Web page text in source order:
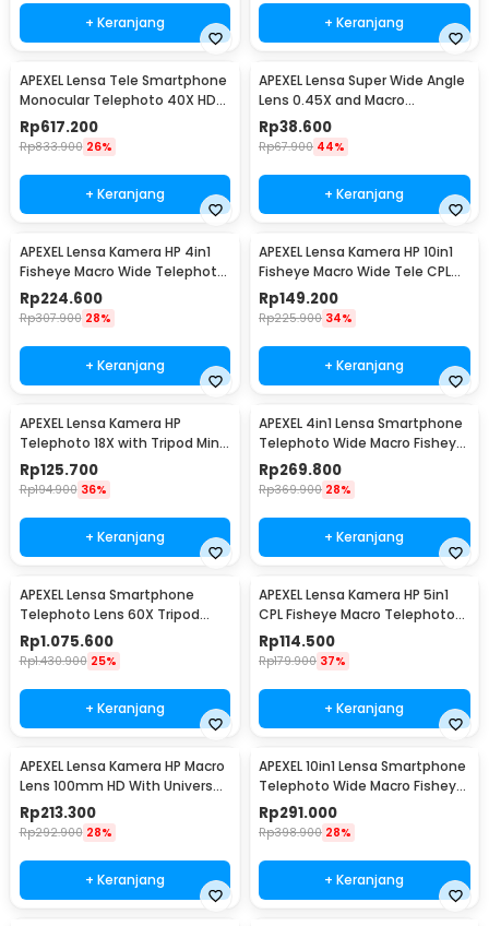
+ Keranjang + Keranjang
APEXEL Lensa Tele Smartphone
Monocular Telephoto 40X HD
Image - APL-20-40X
Rp617.200
Rp833.900 26%
+ Keranjang
APEXEL Lensa Super Wide Angle
Lens 0.45X and Macro
Smartphone - APL-0.45WM
Rp38.600
Rp67.900 44%
+ Keranjang
APEXEL Lensa Kamera HP 4in1
Fisheye Macro Wide Telephoto
Tripod - APL-T18XBZJ5
Rp224.600
Rp307.900 28%
+ Keranjang
APEXEL Lensa Kamera HP 10in1
Fisheye Macro Wide Tele CPL
Kale Filter - APL-DG10
Rp149.200
Rp225.900 34%
+ Keranjang
APEXEL Lensa Kamera HP
Telephoto 18X with Tripod Mini
dan Klip - APL-T18ZJ
Rp125.700
Rp194.900 36%
+ Keranjang
APEXEL 4in1 Lensa Smartphone
Telephoto Wide Macro Fisheye
- APL-22X105-4IN1
Rp269.800
Rp369.900 28%
+ Keranjang
APEXEL Lensa Smartphone
Telephoto Lens 60X Tripod
Remote - APL-JS60XJJ09
Rp1.075.600
Rp1.430.900 25%
+ Keranjang
APEXEL Lensa Kamera HP 5in1
CPL Fisheye Macro Telephoto
Wide Angle - APL-DG5H
Rp114.500
Rp179.900 37%
+ Keranjang
APEXEL Lensa Kamera HP Macro
Lens 100mm HD With Universal
Klip - APL-HB100mm
Rp213.300
Rp292.900 28%
+ Keranjang
APEXEL 10in1 Lensa Smartphone
Telephoto Wide Macro Fisheye
- APL-22XDG9
Rp291.000
Rp398.900 28%
+ Keranjang